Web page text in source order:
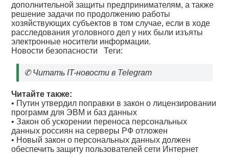
дополнительной защиты предпринимателям, а также
решение задачи по продолжению работы
хозяйствующих субъектов в том случае, если в ходе
расследования уголовного дел у них были изъяты
электронные носители информации.
Новости безопасности Теги:
✆Читать IT-новости в Telegram
Читайте также:
• Путин утвердил поправки в закон о лицензировании
программ для ЭВМ и баз данных
•Закон об ускорении переноса персональных
данных россиян на серверы РФ отложен
• Новый закон о персональных данных должен
обеспечить защиту пользователей сети Интернет